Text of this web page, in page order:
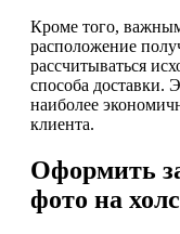
Кроме того, важным
расположение
рассчитываться
способа доставки.
наиболее
клиента.
Оформить
фото на